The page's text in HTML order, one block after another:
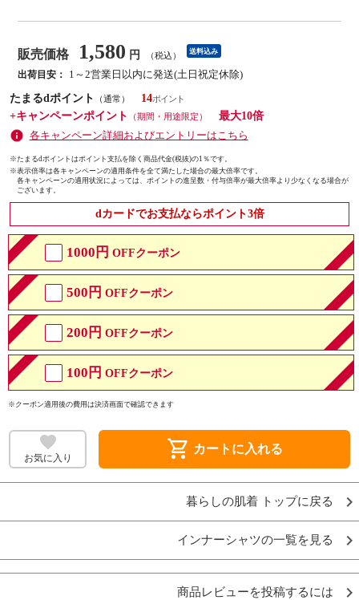
販売価格 1,580 円 （税込） 送料込み
出荷目安：
1～2営業日以内に発送(土日祝定休除)
たまるdポイント
（通常）
14
+キャンペーンポイント
（期間・用途限定）
最大10倍
各キャンペーン詳細およびエントリーはこちら
※たまるdポイントはポイント支払を除く商品代金(税抜)の1％です。
※表示倍率は各キャンペーンの適用条件を全て満たした場合の最大倍率です。
各キャンペーンの適用状況によっては、ポイントの進呈数・付与倍率が最大倍率より少なくなる場合が
ございます。
dカードでお支払ならポイント3倍
1000円 OFFクーポン
500円 OFFクーポン
200円 OFFクーポン
100円 OFFクーポン
※クーポン適用後の費用は決済画面で確認できます
お気に入り shopping_cart カートに入れる
暮らしの肌着 トップに戻る
インナーシャツの一覧を見る
商品レビューを投稿するには